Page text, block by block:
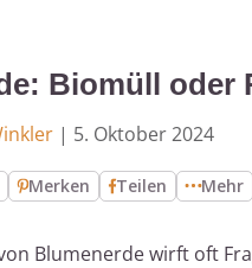
Biomüll oder
| 5. Oktober 2024
Merken Teilen Mehr
Blumenerde wirft oft